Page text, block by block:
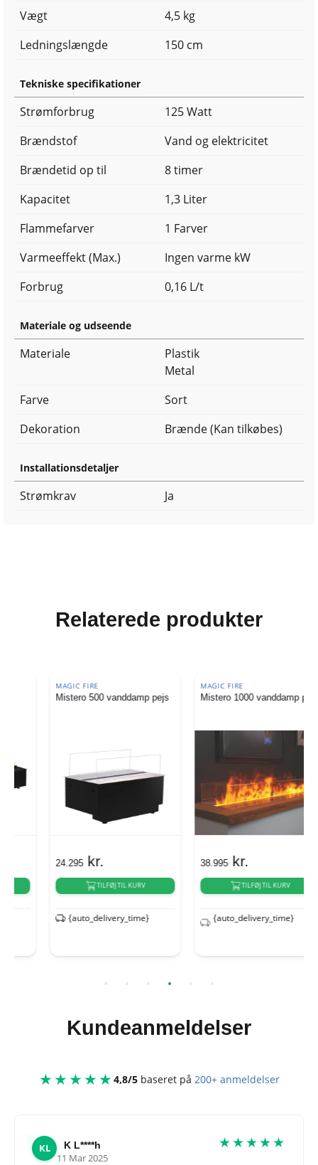
Vægt
4,5 kg
Ledningslængde
150 cm
Tekniske specifikationer
Strømforbrug
125 Watt
Brændstof
Vand og elektricitet
Brændetid op til
8 timer
Kapacitet
1,3 Liter
Flammefarver
1 Farver
Varmeeffekt (Max.)
Ingen varme kW
Forbrug
0,16 L/t
Materiale og udseende
Materiale
Plastik
Metal
Farve
Sort
Dekoration
Brænde (Kan tilkøbes)
Installationsdetaljer
Strømkrav Ja
Relaterede produkter
MAGIC FIRE
Mistero 500 vanddamp pejs
kr.
TILFØJ TIL KURV
{auto_delivery_time}
MAGIC FIRE
Mistero 1000 vanddamp pejs
kr.
TILFØJ TIL KURV
{auto_delivery_time}
Kundeanmeldelser
★★★★★ 4,8/5baseret på 200+ anmeldelser
KL K L****h
11 Mar 2025
★★★★★